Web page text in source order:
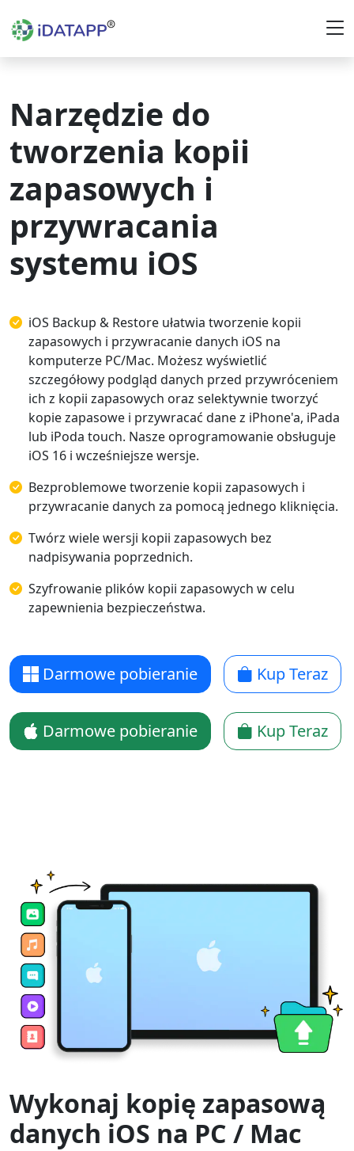
Narzędzie do
tworzenia kopii
zapasowych i
przywracania
systemu iOS
iOS Backup & Restore ułatwia tworzenie kopii
zapasowych i przywracanie danych iOS na
komputerze PC/Mac. Możesz wyświetlić
szczegółowy podgląd danych przed przywróceniem
ich z kopii zapasowych oraz selektywnie tworzyć
kopie zapasowe i przywracać dane z iPhone'a, iPada
lub iPoda touch. Nasze oprogramowanie obsługuje
iOS 16 i wcześniejsze wersje.
Bezproblemowe tworzenie kopii zapasowych i
przywracanie danych za pomocą jednego kliknięcia.
Twórz wiele wersji kopii zapasowych bez
nadpisywania poprzednich.
Szyfrowanie plików kopii zapasowych w celu
zapewnienia bezpieczeństwa.
Darmowe pobieranie Kup Teraz
Darmowe pobieranie Kup Teraz
Wykonaj kopię zapasową
danych iOS na PC / Mac